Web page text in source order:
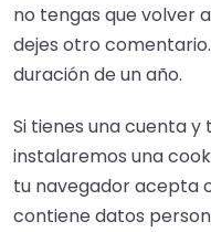
no tengas que volver
dejes otro
duración de un año.
Si tienes una cuenta
instalaremos una
tu navegador acepta
contiene datos